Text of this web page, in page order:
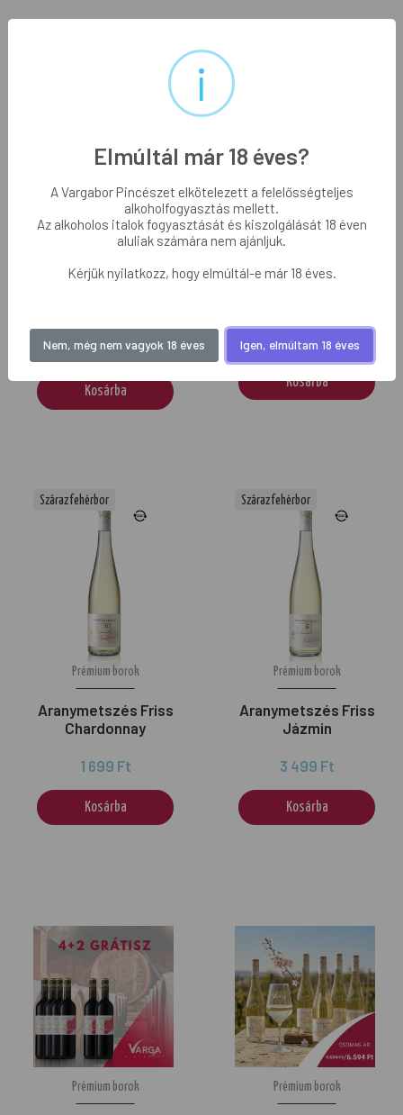
Prémium borok
Aranymetszés
1 899 Ft
Kosárba
Prémium borok
1 499 Ft
Kosárba
Prémium borok
Aranymetszés Friss
Chardonnay
1 699 Ft
Kosárba
Száraz fehérbor
Prémium borok
Aranymetszés Friss
Jázmin
3 499 Ft
Kosárba
Száraz fehérbor
Prémium borok Prémium borok
i
Elmúltál már 18 éves?
A Vargabor Pincészet elkötelezett a felelősségteljes
alkoholfogyasztás mellett.
Az alkoholos italok fogyasztását és kiszolgálását 18 éven
aluliak számára nem ajánljuk.
Kérjük nyilatkozz, hogy elmúltál-e már 18 éves.
Nem, még nem vagyok 18 éves Igen, elmúltam 18 éves